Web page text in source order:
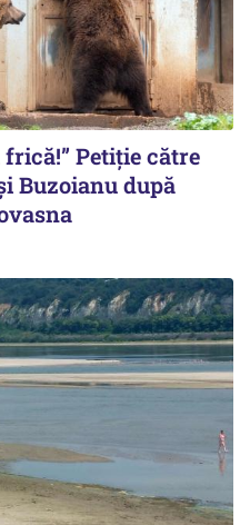
Petiție către
Buzoianu după